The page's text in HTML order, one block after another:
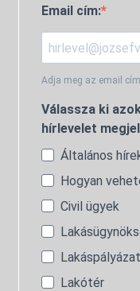
Email cím:
Adja meg az email
Válassza ki
hírlevelet
Általános
Hogyan
Civil ügyek
Lakáspályázat
Lakótér